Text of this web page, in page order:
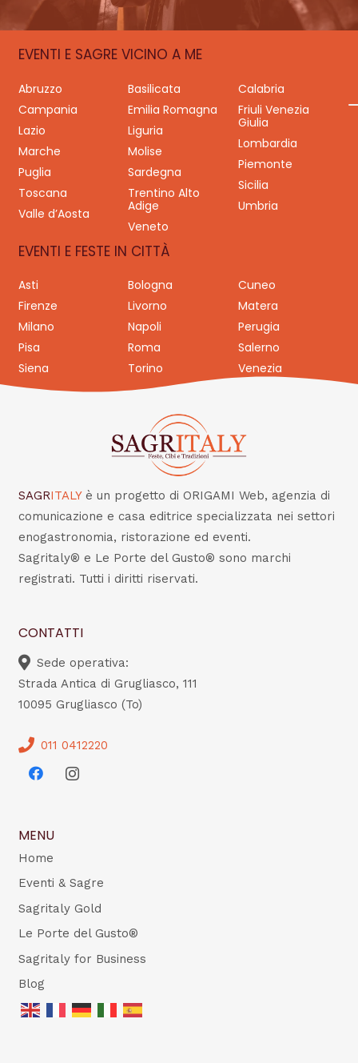
EVENTI E SAGRE VICINO A ME
Abruzzo Basilicata
Calabria
Campania
Emilia Romagna
Friuli Venezia
Giulia
Lazio
Liguria
Lombardia
Marche
Molise
Piemonte
Puglia
Sardegna
Sicilia
Toscana
Trentino Alto
Adige
Umbria
Valle d’Aosta
Veneto
EVENTI E FESTE IN CITTÀ
Asti Bologna
Cuneo
Firenze
Livorno
Matera
Milano
Napoli
Perugia
Pisa
Roma
Salerno
Siena
Torino Venezia
SAGRITALY è un progetto di ORIGAMI Web, agenzia di
comunicazione e casa editrice specializzata nei settori
enogastronomia, ristorazione ed eventi.
Sagritaly® e Le Porte del Gusto® sono marchi
registrati. Tutti i diritti riservati.
CONTATTI
Sede operativa:
Strada Antica di Grugliasco, 111
10095 Grugliasco (To)
011 0412220
MENU
Home
Eventi & Sagre
Sagritaly Gold
Le Porte del Gusto®
Sagritaly for Business
Blog